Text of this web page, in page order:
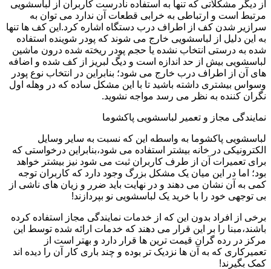
از دیگر مشکلاتی که تنها به استفاده نادرست کاربران از لباسشویی
مرتبط است و ارتباطی به خرابی قطعات آن ندارد می توان به
سرازیر شدن کف از اطراف درب دستگاه اشاره کرد.این کف ها تنها
به این دلیل از لباسشویی خارج می شوند که پودر شوینده استفاده
شده به درستی انتخاب نشده یا حجم پودر ریخته شده درون ماشین
لباسشویی بیش از حد اندازه است و دیگ لبریز از کف شده و اضافه
های آن از اطراف درب خارج می شود؛ بنابراین در انتخاب نوع پودر
وسواس بیشتری داشته باشید تا با این مشکل ساده که در وهله اول
نگران کننده به نظر می رسد مواجه نشوید.
نمایندگی مجاز و تعمیر لباسشویی پاکشوما
لباسشویی پاکشوما به واسطه این که نسبت به سایر وسایل
الکترونیکی در خانه بیشتر استفاده می شود،بنابراین درخواستی که
برای تعمیرات آن از طرف کاربران ثبت می شود نیز بیشتر خواهد
بود؛ اما در این میان یک مشکل بزرگ وجود دارد که کاربران توجه
کمی به آن نشان می دهند و در نهایت باید ضرر و زیان های ناشی از
بی توجهی خود را با خرید یک لباسشویی نو بپردازند!
برخی از افراد بدون این که از خدمات نمایندگی مجاز استفاده کرده
باشند،مبنا را بر این قرار می دهند که خدمات ارائه شده توسط این
مرکز در رده گران قیمت ترین ها قرار دارد و بهتر است از
تعمیرکاری که به آن ها نزدیک تر بوده و چند باری کار آن را دیده اند
کمک بگیرند!